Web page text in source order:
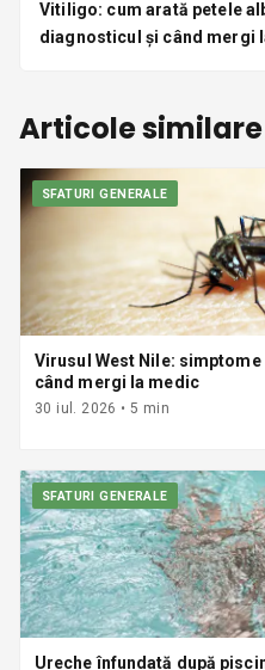
Vitiligo: cum arată petele
diagnosticul și când mergi
Articole similare
SFATURI GENERALE
Virusul West Nile:
când mergi la medic
30 iul. 2026 •5 min
SFATURI GENERALE
Ureche înfundată după